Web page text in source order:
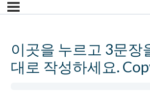
이곳을 누르고 3문장
대로 작성하세요.